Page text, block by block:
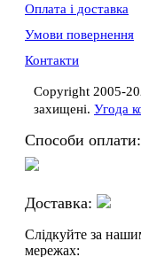
Оплата і доставка
Умови повернення
Контакти
Copyright 2005-
захищені. Угода
Способи оплати:
Доставка:
Слідкуйте за
мережах: